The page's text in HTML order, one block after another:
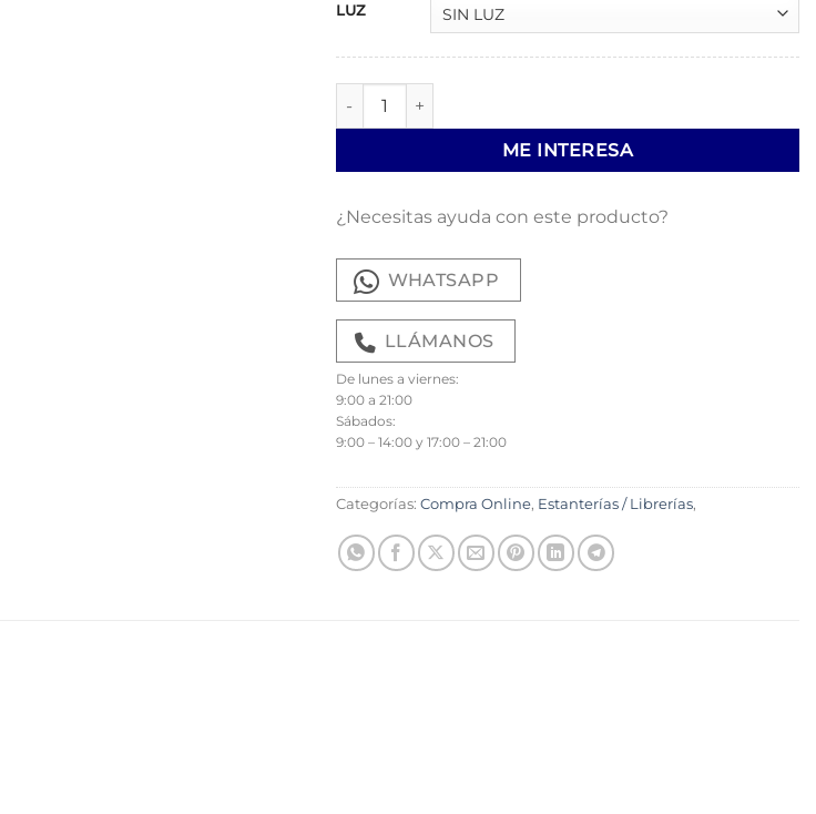
LUZ
Colgante Laste cantidad
ME INTERESA
¿Necesitas ayuda con este producto?
WHATSAPP
LLÁMANOS
De lunes a viernes:
9:00 a 21:00
Sábados:
9:00 – 14:00 y 17:00 – 21:00
Categorías: Compra Online, Estanterías / Librerías,